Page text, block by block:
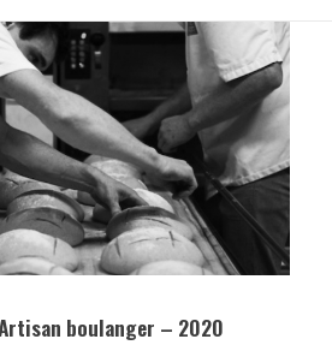
Artisan boulanger – 2020